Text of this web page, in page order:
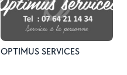
OPTIMUS SERVICES